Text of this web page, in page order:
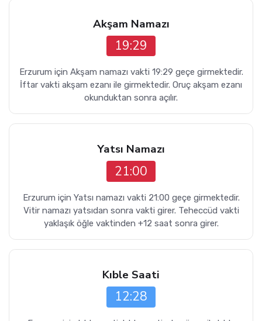
Akşam Namazı
19:29
Erzurum için Akşam namazı vakti 19:29 geçe girmektedir.
İftar vakti akşam ezanı ile girmektedir. Oruç akşam ezanı
okunduktan sonra açılır.
Yatsı Namazı
21:00
Erzurum için Yatsı namazı vakti 21:00 geçe girmektedir.
Vitir namazı yatsıdan sonra vakti girer. Teheccüd vakti
yaklaşık öğle vaktinden +12 saat sonra girer.
Kıble Saati
12:28